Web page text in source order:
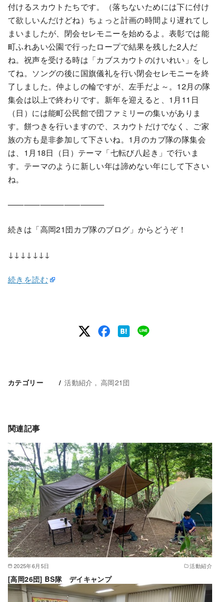
付けるスカウトたちです。（落ちないためには下に付け
て欲しいんだけどね）ちょっと計画の時間より遅れてし
まいましたが、閉会セレモニーを始めるよ。表彰では能
町ふれあい公園で行ったロープで結果を残した2人だ
ね。祝声を受ける時は「カブスカウトのけいれい」をし
てね。ソングの後に国旗儀礼を行い閉会セレモニーを終
了しました。仲よしの輪ですが、左手だよ～。12月の隊
集会は以上で終わりです。新年を迎えると、1月11日
（日）には能町公民館で団ファミリーの集いがありま
す。餅つきを行いますので、スカウトだけでなく、ご家
族の方も是非参加して下さいね。1月のカブ隊の隊集会
は、1月18日（日）テーマ「七転び八起き」で行いま
す。テーマのように新しい年は諦めない年にして下さい
ね。
————————————
続きは「高岡21団カブ隊のブログ」からどうぞ！
↓↓↓↓↓↓↓
続きを読む
カテゴリー 活動紹介 高岡21団
関連記事
2025年6月5日 活動紹介
[高岡26団] BS隊 デイキャンプ